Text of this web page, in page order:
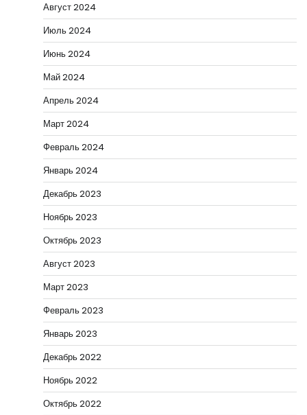
Август 2024
Июль 2024
Июнь 2024
Май 2024
Апрель 2024
Март 2024
Февраль 2024
Январь 2024
Декабрь 2023
Ноябрь 2023
Октябрь 2023
Август 2023
Март 2023
Февраль 2023
Январь 2023
Декабрь 2022
Ноябрь 2022
Октябрь 2022